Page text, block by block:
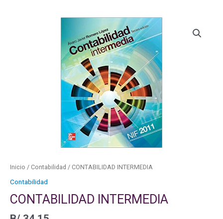
Inicio / Contabilidad / CONTABILIDAD INTERMEDIA
Contabilidad
CONTABILIDAD INTERMEDIA